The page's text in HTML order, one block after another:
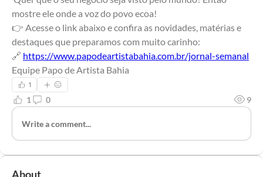
mostre ele onde a voz do povo ecoa!
👉 Acesse o link abaixo e confira as novidades, matérias e
destaques que preparamos com muito carinho:
🔗 https://www.papodeartistabahia.com.br/jornal-semanal
Equipe Papo de Artista Bahia
1
1 0 9
Write a comment...
About